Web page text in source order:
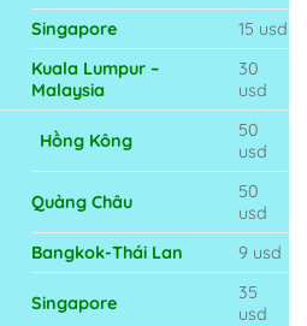
Singapore
15 usd
Kuala Lumpur –
Malaysia
30
usd
Hồng Kông
50
usd
Quảng Châu
50
usd
Bangkok-Thái Lan
9 usd
Singapore
35
usd